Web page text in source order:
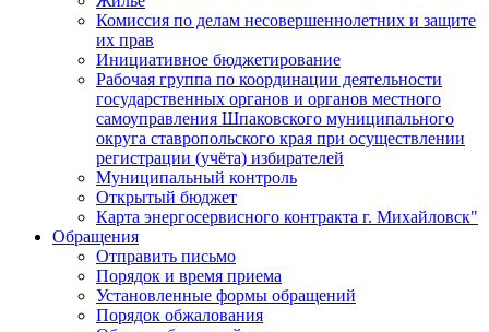
Комиссия по делам несовершеннолетних и защите
их прав
Инициативное бюджетирование
Рабочая группа по координации деятельности
государственных органов и органов местного
самоуправления Шпаковского муниципального
округа ставропольского края при осуществлении
регистрации (учёта) избирателей
Муниципальный контроль
Открытый бюджет
Карта энергосервисного контракта г. Михайловск"
Обращения
Отправить письмо
Порядок и время приема
Установленные формы обращений
Порядок обжалования